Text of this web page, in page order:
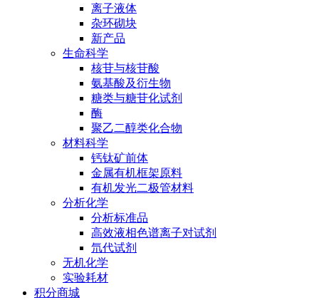
离子液体
杂环砌块
新产品
生命科学
核苷与核苷酸
氨基酸及衍生物
糖类与糖苷化试剂
酶
聚乙二醇类化合物
材料科学
钙钛矿前体
金属有机框架原料
有机发光二极管材料
分析化学
分析标准品
高效液相色谱离子对试剂
氘代试剂
无机化学
实验耗材
积分商城